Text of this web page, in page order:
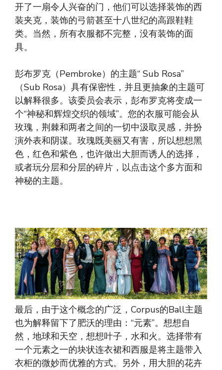
开了一扇令人兴奋的门，他们可以选择装饰的西
装夹克，装饰的弓箭甚至十八世纪的高跟鞋鞋
类。当然，所有衣服都不完整，没有装饰的面
具。
彭布罗克（Pembroke）的主题“ Sub Rosa”
（Sub Rosa）具有保密性，并且更抽象的主题可
以解释很多。该委员会表示，彭布罗克将变成一
个“神秘和辉煌交织的领域”。您的衣服可能会从
玫瑰，荆棘和两者之间的一切中汲取灵感，并扮
演外表和阴谋。玫瑰既美丽又有害，所以想想黑
色，红色和紫色，也许做出大胆而诱人的选择，
或者玩分层和分层的碎片，以点击这个多方面和
神秘的主题。
最后，由于这个概念的广泛，Corpus的Ball主题
也为解释留下了肥沃的理由：“元素”。想想自
然，地球和天空，想想叶子，水和火。选择带有
一个元素之一的块状连衣裙和西服是将主题带入
衣柜的微妙而优雅的方式。另外，用大胆的花卉